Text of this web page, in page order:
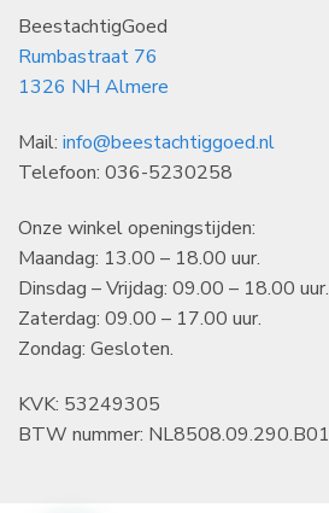
BeestachtigGoed
Rumbastraat 76
1326 NH Almere
Mail: info@beestachtiggoed.nl
Telefoon: 036-5230258
Onze winkel openingstijden:
Maandag: 13.00 – 18.00 uur.
Dinsdag – Vrijdag: 09.00 – 18.00 uur.
Zaterdag: 09.00 – 17.00 uur.
Zondag: Gesloten.
KVK: 53249305
BTW nummer: NL8508.09.290.B01